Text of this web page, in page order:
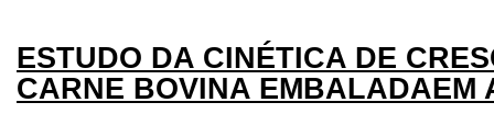
ESTUDO DA CINÉTICA DE
CARNE BOVINA EMBALADAEM